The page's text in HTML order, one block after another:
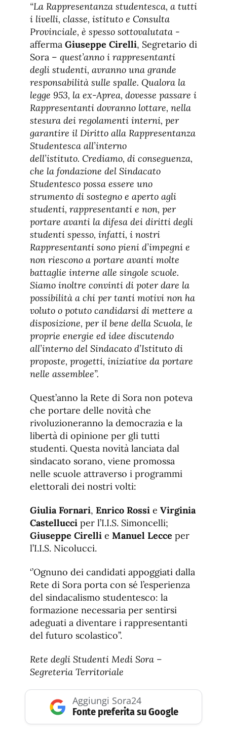
“La Rappresentanza studentesca, a tutti
i livelli, classe, istituto e Consulta
Provinciale, è spesso sottovalutata -
afferma Giuseppe Cirelli, Segretario di
Sora – quest’anno i rappresentanti
degli studenti, avranno una grande
responsabilità sulle spalle. Qualora la
legge 953, la ex-Aprea, dovesse passare i
Rappresentanti dovranno lottare, nella
stesura dei regolamenti interni, per
garantire il Diritto alla Rappresentanza
Studentesca all’interno
dell’istituto. Crediamo, di conseguenza,
che la fondazione del Sindacato
Studentesco possa essere uno
strumento di sostegno e aperto agli
studenti, rappresentanti e non, per
portare avanti la difesa dei diritti degli
studenti spesso, infatti, i nostri
Rappresentanti sono pieni d’impegni e
non riescono a portare avanti molte
battaglie interne alle singole scuole.
Siamo inoltre convinti di poter dare la
possibilità a chi per tanti motivi non ha
voluto o potuto candidarsi di mettere a
disposizione, per il bene della Scuola, le
proprie energie ed idee discutendo
all’interno del Sindacato d’Istituto di
proposte, progetti, iniziative da portare
nelle assemblee”.
Quest’anno la Rete di Sora non poteva
che portare delle novità che
rivoluzioneranno la democrazia e la
libertà di opinione per gli tutti
studenti. Questa novità lanciata dal
sindacato sorano, viene promossa
nelle scuole attraverso i programmi
elettorali dei nostri volti:
Giulia Fornari, Enrico Rossi e Virginia
Castellucci per l’I.I.S. Simoncelli;
Giuseppe Cirelli e Manuel Lecce per
l’I.I.S. Nicolucci.
‘’Ognuno dei candidati appoggiati dalla
Rete di Sora porta con sé l’esperienza
del sindacalismo studentesco: la
formazione necessaria per sentirsi
adeguati a diventare i rappresentanti
del futuro scolastico’’.
Rete degli Studenti Medi Sora –
Segreteria Territoriale
Aggiungi Sora24
Fonte preferita su Google